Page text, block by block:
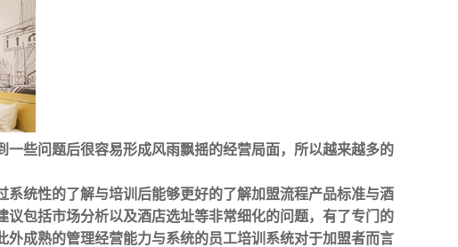
些问题后很容易形成风雨飘摇的经营局面，所以越来越多的
统性的了解与培训后能够更好的了解加盟流程产品标准与酒
包括市场分析以及酒店选址等非常细化的问题，有了专门的
成熟的管理经营能力与系统的员工培训系统对于加盟者而言